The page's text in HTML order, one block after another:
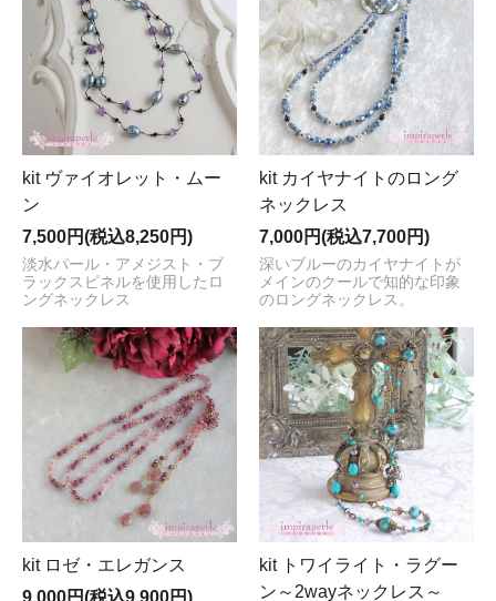
kit ヴァイオレット・ムー
ン
7,500円(税込8,250円)
淡水パール・アメジスト・ブ
ラックスピネルを使用したロ
ングネックレス
kit カイヤナイトのロング
ネックレス
7,000円(税込7,700円)
深いブルーのカイヤナイトが
メインのクールで知的な印象
のロングネックレス。
kit ロゼ・エレガンス
9,000円(税込9,900円)
kit トワイライト・ラグー
ン～2wayネックレス～